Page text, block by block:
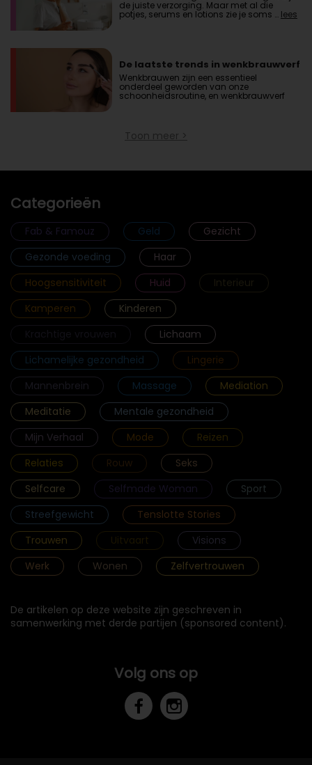
de juiste verzorging. Maar met al die
potjes, serums en lotions zie je soms … lees
meer >
De laatste trends in wenkbrauwverf
Wenkbrauwen zijn een essentieel
onderdeel geworden van onze
schoonheidsroutine, en wenkbrauwverf
Toon meer >
Categorieën
Fab & Famouz Geld
Gezicht
Gezonde voeding
Haar
Hoogsensitiviteit
Huid
Interieur
Kamperen
Kinderen
Lichaam
Lichamelijke gezondheid
Lingerie
Mannenbrein
Massage
Mediation
Meditatie
Mentale gezondheid
Mijn Verhaal
Mode
Reizen
Relaties
Rouw
Seks
Selfcare
Selfmade Woman
Sport
Streefgewicht
Tenslotte Stories
Trouwen
Uitvaart
Visions
Werk
Wonen Zelfvertrouwen
De artikelen op deze website zijn geschreven in
samenwerking met derde partijen (sponsored content).
Volg ons op